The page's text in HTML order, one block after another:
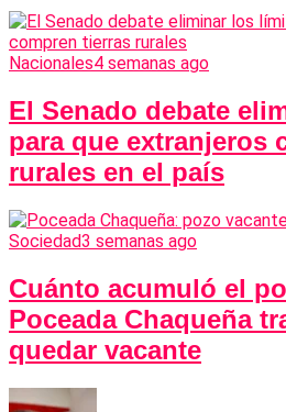
Nacionales4 semanas ago
El Senado debate
para que extranjeros
rurales en el país
Sociedad3 semanas ago
Cuánto acumuló el
Poceada Chaqueña
quedar vacante